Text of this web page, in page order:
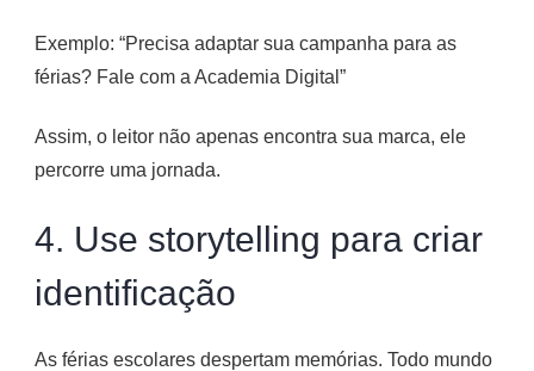
Exemplo: “Precisa adaptar sua campanha para as
férias? Fale com a Academia Digital”
Assim, o leitor não apenas encontra sua marca, ele
percorre uma jornada.
4. Use storytelling para criar
identificação
As férias escolares despertam memórias. Todo mundo